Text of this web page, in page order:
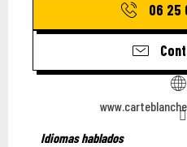
06 25
Idiomas hablados
Idiomas hablados